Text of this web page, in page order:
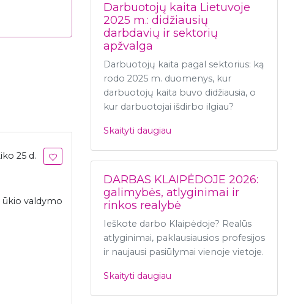
25 d.
ūkio valdymo
Darbuotojų kaita Lietuvoje
2025 m.: didžiausių
darbdavių ir sektorių
apžvalga
Darbuotojų kaita pagal sektorius: ką
rodo 2025 m. duomenys, kur
darbuotojų kaita buvo didžiausia, o
kur darbuotojai išdirbo ilgiau?
Skaityti daugiau
DARBAS KLAIPĖDOJE 2026:
galimybės, atlyginimai ir
rinkos realybė
Ieškote darbo Klaipėdoje? Realūs
atlyginimai, paklausiausios profesijos
ir naujausi pasiūlymai vienoje vietoje.
Skaityti daugiau